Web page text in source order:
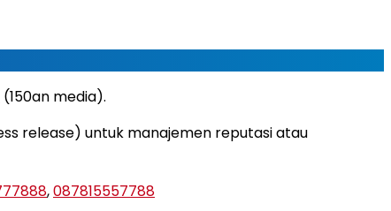
(150an media).
release) untuk manajemen reputasi atau
,087815557788